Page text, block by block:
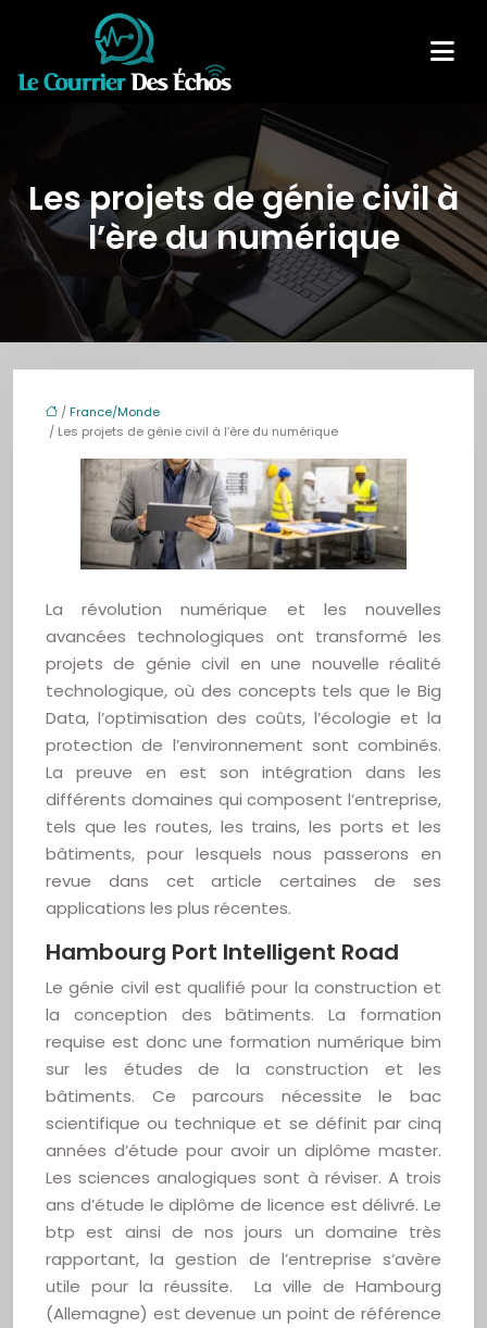
Les projets de génie civil à
l’ère du numérique
/ France/Monde
/ Les projets de génie civil à l’ère du numérique
La révolution numérique et les nouvelles
avancées technologiques ont transformé les
projets de génie civil en une nouvelle réalité
technologique, où des concepts tels que le Big
Data, l’optimisation des coûts, l’écologie et la
protection de l’environnement sont combinés.
La preuve en est son intégration dans les
différents domaines qui composent l’entreprise,
tels que les routes, les trains, les ports et les
bâtiments, pour lesquels nous passerons en
revue dans cet article certaines de ses
applications les plus récentes.
Hambourg Port Intelligent Road
Le génie civil est qualifié pour la construction et
la conception des bâtiments. La formation
requise est donc une formation numérique bim
sur les études de la construction et les
bâtiments. Ce parcours nécessite le bac
scientifique ou technique et se définit par cinq
années d’étude pour avoir un diplôme master.
Les sciences analogiques sont à réviser. A trois
ans d’étude le diplôme de licence est délivré. Le
btp est ainsi de nos jours un domaine très
rapportant, la gestion de l’entreprise s’avère
utile pour la réussite. La ville de Hambourg
(Allemagne) est devenue un point de référence